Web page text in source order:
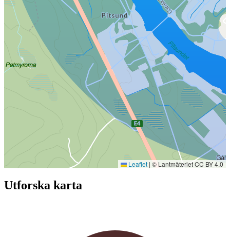
Leaflet | © Lantmäteriet CC BY 4.0
Utforska karta